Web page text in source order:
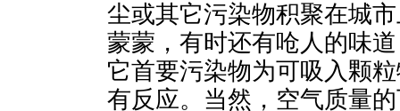
尘或其它污染物积聚在城
蒙蒙，有时还有呛人的味
它首要污染物为可吸入颗
有反应。当然，空气质量